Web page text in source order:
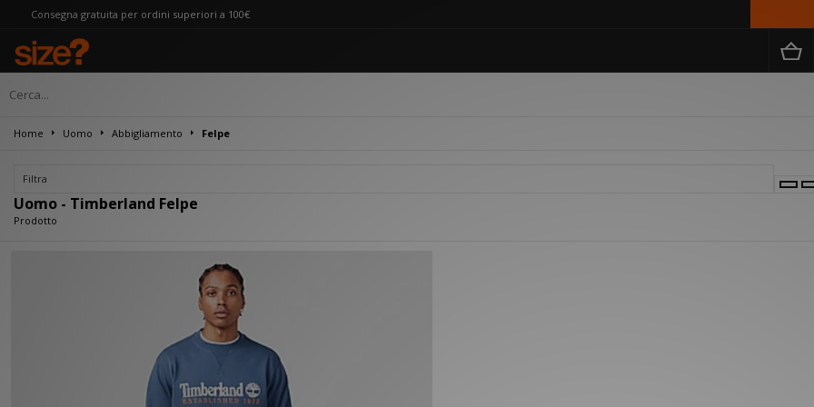
gratuita per ordini superiori a 100€
Home Uomo Abbigliamento Felpe
Filtra
Uomo - Timberland Felpe
Prodotto